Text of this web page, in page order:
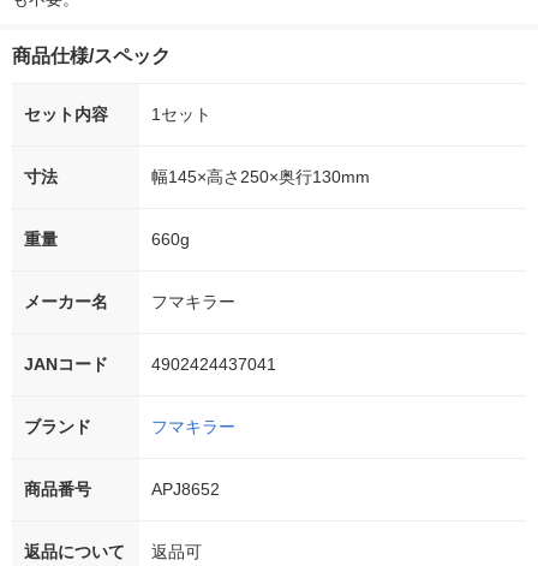
商品仕様/スペック
セット内容 1セット
寸法 幅145×高さ250×奥行130mm
重量 660g
メーカー名 フマキラー
JANコード 4902424437041
ブランド フマキラー
商品番号 APJ8652
返品について
返品可